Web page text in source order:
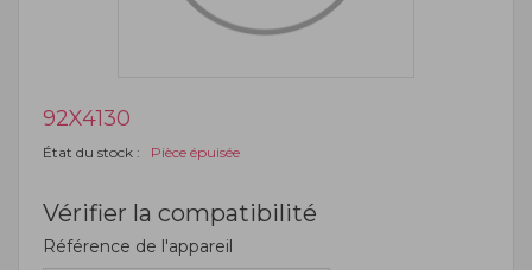
92X4130
État du stock : Pièce épuisée
Vérifier la compatibilité
Référence de l'appareil